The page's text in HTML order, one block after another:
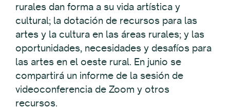
rurales dan forma a su vida artística y
cultural; la dotación de recursos para las
artes y la cultura en las áreas rurales; y las
oportunidades, necesidades y desafíos para
las artes en el oeste rural. En junio se
compartirá un informe de la sesión de
videoconferencia de Zoom y otros
recursos.